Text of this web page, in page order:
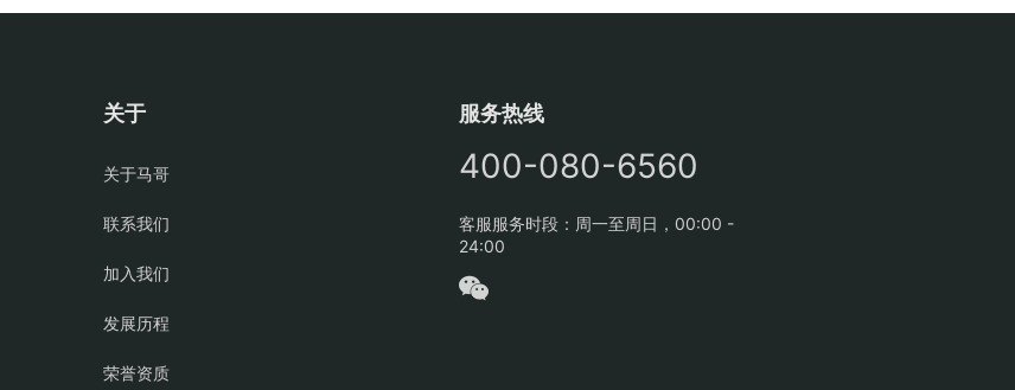
关于
关于马哥
联系我们
加入我们
发展历程
荣誉资质
服务热线
400-080-6560
客服服务时段：周一至周日，00:00 -
24:00